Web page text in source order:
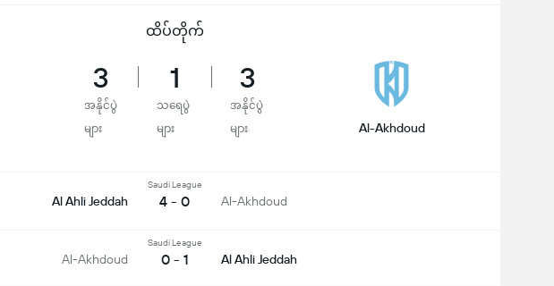
ထိပ်တိုက်
3
အနိုင်ပွဲ
များ
1
သရေပွဲ
များ
3
အနိုင်ပွဲ
များ
Al-Akhdoud
Al Ahli Jeddah
Saudi League
4 - 0 Al-Akhdoud
Al-Akhdoud
Saudi League
0 - 1 Al Ahli Jeddah